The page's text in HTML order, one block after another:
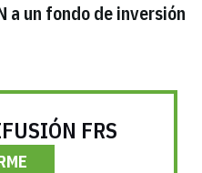
a un fondo de inversión
FRS